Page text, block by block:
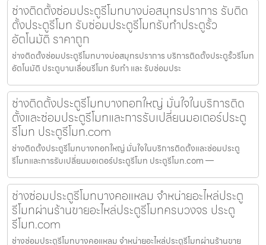
ช่างติดตั้งซ่อมประตูรีโมทบางบ่อสมุทรปราการ รับติด
ตั้งประตูรีโมท รับซ่อมประตูรีโมทรับทำประตูรั้ว
อัตโนมัติ ราคาถูก
ช่างติดตั้งซ่อมประตูรีโมทบางบ่อสมุทรปราการ บริการติดตั้งประตูรั้วรีโมท
อัตโนมัติ ประตูบานเลื่อนรีโมท รับทำ และ รับซ่อมประ
ช่างติดตั้งประตูรีโมทบางกอกใหญ่ มั่นใจในบริการติด
ตั้งและซ่อมประตูรีโมทและการรับเปลี่ยนมอเตอร์ประตู
รีโมท ประตูรีโมท.com
ช่างติดตั้งประตูรีโมทบางกอกใหญ่ มั่นใจในบริการติดตั้งและซ่อมประตู
รีโมทและการรับเปลี่ยนมอเตอร์ประตูรีโมท ประตูรีโมท.com —
ช่างซ่อมประตูรีโมทบางคอแหลม จำหน่ายอะไหล่ประตู
รีโมทผ่านร้านขายอะไหล่ประตูรีโมทครบวงจร ประตู
รีโมท.com
ช่างซ่อมประตูรีโมทบางคอแหลม จำหน่ายอะไหล่ประตูรีโมทผ่านร้านขาย